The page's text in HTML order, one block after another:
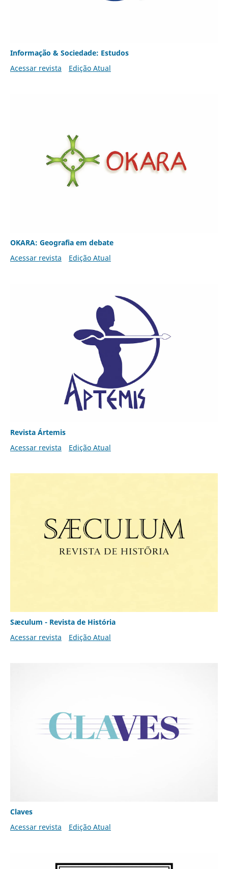
Informação & Sociedade: Estudos
Acessar revista
Edição Atual
OKARA: Geografia em debate
Acessar revista
Edição Atual
Revista Ártemis
Acessar revista
Edição Atual
Sæculum - Revista de História
Acessar revista
Edição Atual
Claves
Acessar revista
Edição Atual